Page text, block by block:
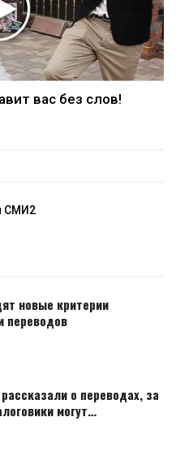
вас без слов!
СМИ2
новые критерии
переводов
о переводах, за
могут…